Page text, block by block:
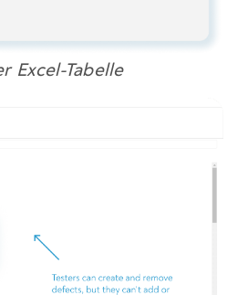
Excel-Tabelle